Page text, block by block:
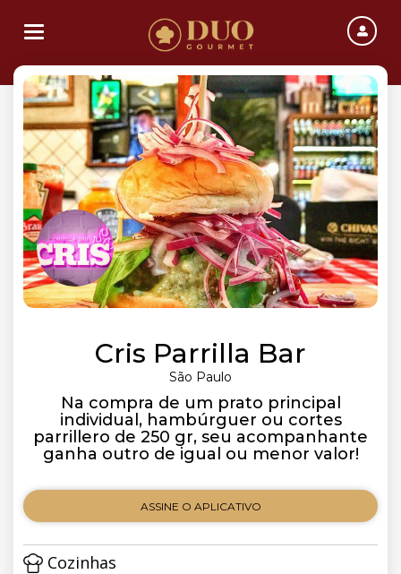
Toggle navigation
Cris Parrilla Bar
São Paulo
Na compra de um prato principal
individual, hambúrguer ou cortes
parrillero de 250 gr, seu acompanhante
ganha outro de igual ou menor valor!
ASSINE O APLICATIVO
Cozinhas